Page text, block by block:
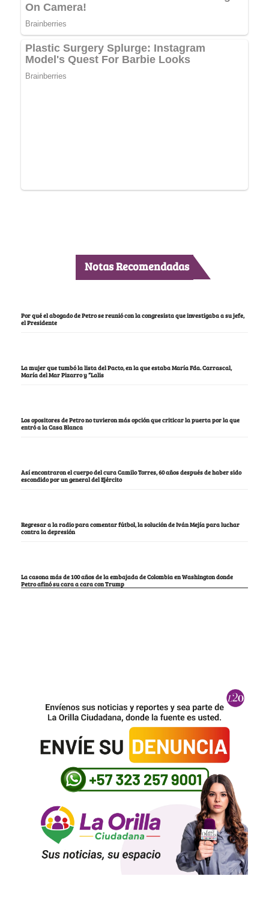
Notas Recomendadas
Por qué el abogado de Petro se reunió con la congresista que investigaba a su jefe,
el Presidente
La mujer que tumbó la lista del Pacto, en la que estaba María Fda. Carrascal,
María del Mar Pizarro y “Lalis
Los opositores de Petro no tuvieron más opción que criticar la puerta por la que
entró a la Casa Blanca
Así encontraron el cuerpo del cura Camilo Torres, 60 años después de haber sido
escondido por un general del Ejército
Regresar a la radio para comentar fútbol, la solución de Iván Mejía para luchar
contra la depresión
La casona más de 100 años de la embajada de Colombia en Washington donde
Petro afinó su cara a cara con Trump